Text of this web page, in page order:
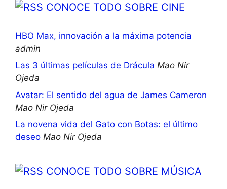
CONOCE TODO SOBRE CINE
HBO Max, innovación a la máxima potencia
admin
Las 3 últimas películas de Drácula Mao Nir
Ojeda
Avatar: El sentido del agua de James Cameron
Mao Nir Ojeda
La novena vida del Gato con Botas: el último
deseo Mao Nir Ojeda
CONOCE TODO SOBRE MÚSICA